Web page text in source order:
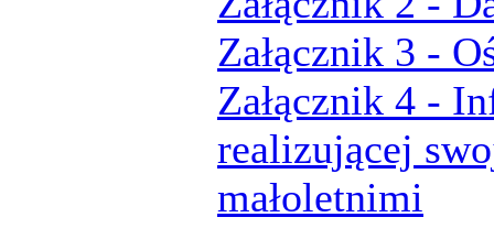
Załącznik 3 -
Załącznik 4 -
realizującej
małoletnimi